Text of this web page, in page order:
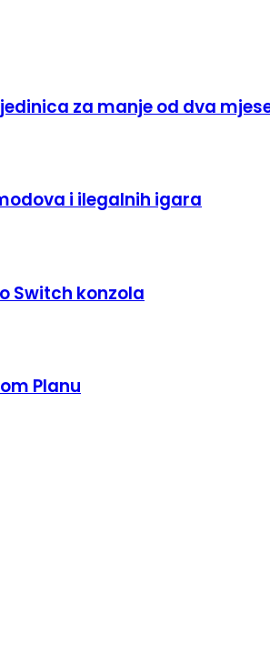
za manje od dva
i ilegalnih igara
Switch konzola
Planu